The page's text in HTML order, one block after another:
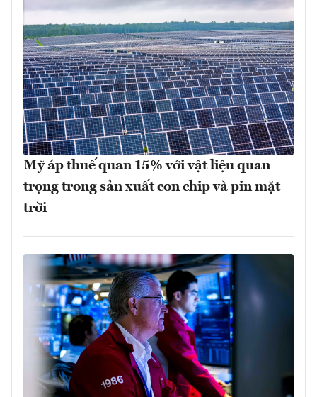
Mỹ áp thuế quan 15% với vật liệu quan
trọng trong sản xuất con chip và pin mặt
trời